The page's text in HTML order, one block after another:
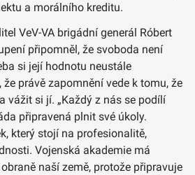
a morálního kreditu.
VeV-VA brigádní generál Róbert
připomněl, že svoboda není
si její hodnotu neustále
právě zapomnění vede k tomu, že
vážit si jí. „Každý z nás se podílí
připravená plnit své úkoly.
který stojí na profesionalitě,
Vojenská akademie má
naší země, protože připravuje